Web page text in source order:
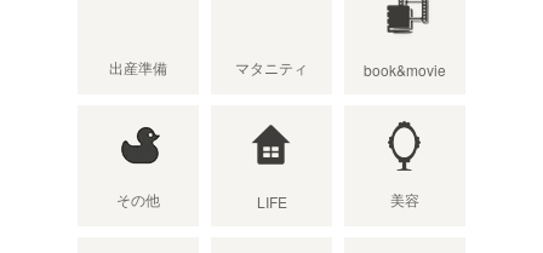
出産準備 マタニティ book&movie
その他 LIFE 美容